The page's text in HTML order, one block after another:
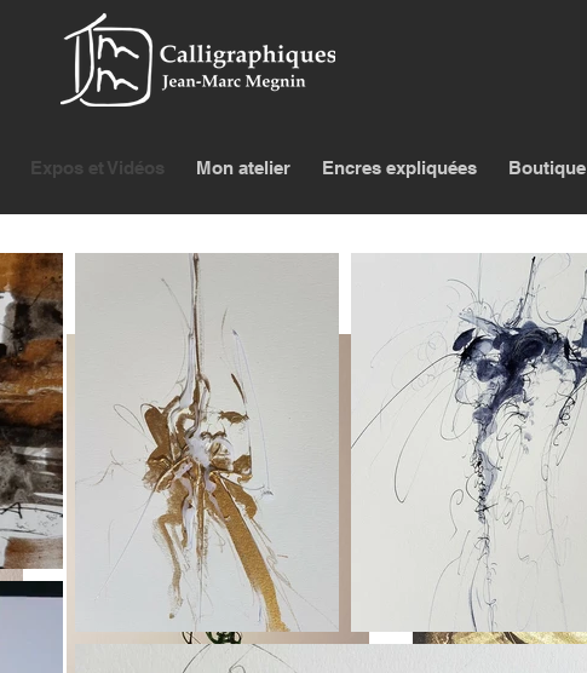
Expos et Vidéos Mon atelier Encres expliquées Boutique